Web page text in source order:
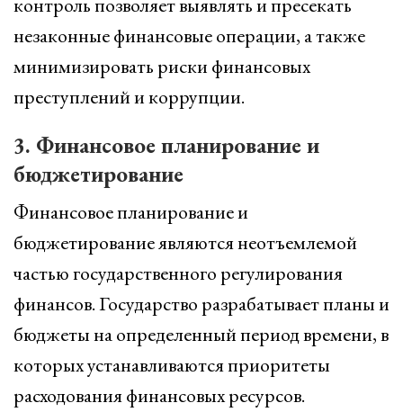
незаконные финансовые операции, а также
минимизировать риски финансовых
преступлений и коррупции.
3. Финансовое планирование и
бюджетирование
Финансовое планирование и
бюджетирование являются неотъемлемой
частью государственного регулирования
финансов. Государство разрабатывает планы и
бюджеты на определенный период времени, в
которых устанавливаются приоритеты
расходования финансовых ресурсов.